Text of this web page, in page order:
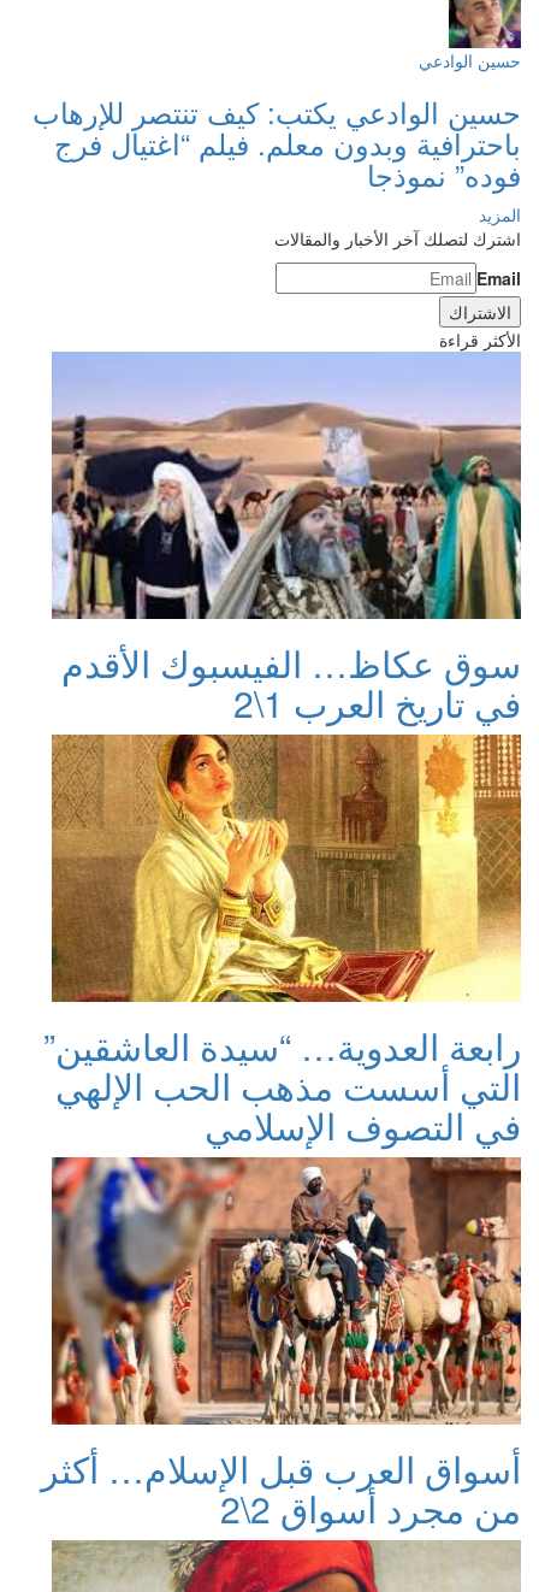
حسين الوادعي
حسين الوادعي يكتب: كيف تنتصر للإرهاب
باحترافية وبدون معلم. فيلم “اغتيال فرج
فوده” نموذجا
المزيد
اشترك لتصلك آخر الأخبار والمقالات
Email
الأكثر قراءة
سوق عكاظ… الفيسبوك الأقدم
في تاريخ العرب 1\2
رابعة العدوية… “سيدة العاشقين”
التي أسست مذهب الحب الإلهي
في التصوف الإسلامي
أسواق العرب قبل الإسلام… أكثر
من مجرد أسواق 2\2